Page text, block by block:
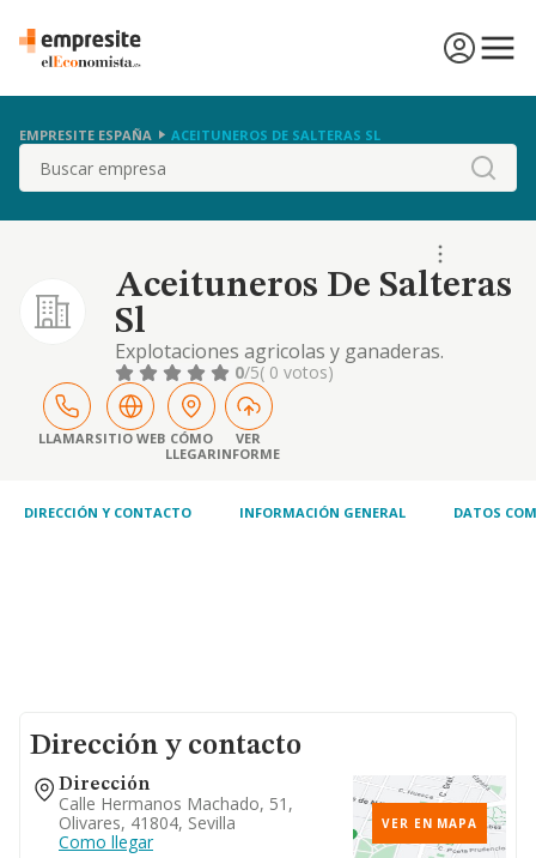
EMPRESITE ESPAÑA ACEITUNEROS DE SALTERAS SL
Buscar
Aceituneros De Salteras
Sl
Explotaciones agricolas y ganaderas.
0/5( 0 votos)
LLAMARSITIO WEB CÓMO
LLEGAR
VER
INFORME
DIRECCIÓN Y CONTACTO INFORMACIÓN GENERAL DATOS
Dirección y contacto
Dirección
Calle Hermanos Machado, 51,
Olivares, 41804, Sevilla
Como llegar
VER EN MAPA